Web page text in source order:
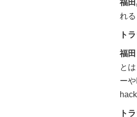
福
れ
ト
福
と
ー
ト